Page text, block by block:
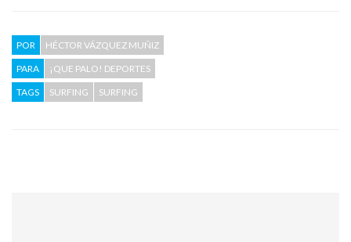
POR
HÉCTOR VÁZQUEZ MUÑIZ
PARA
¡QUE PALO! DEPORTES
TAGS
SURFING SURFING